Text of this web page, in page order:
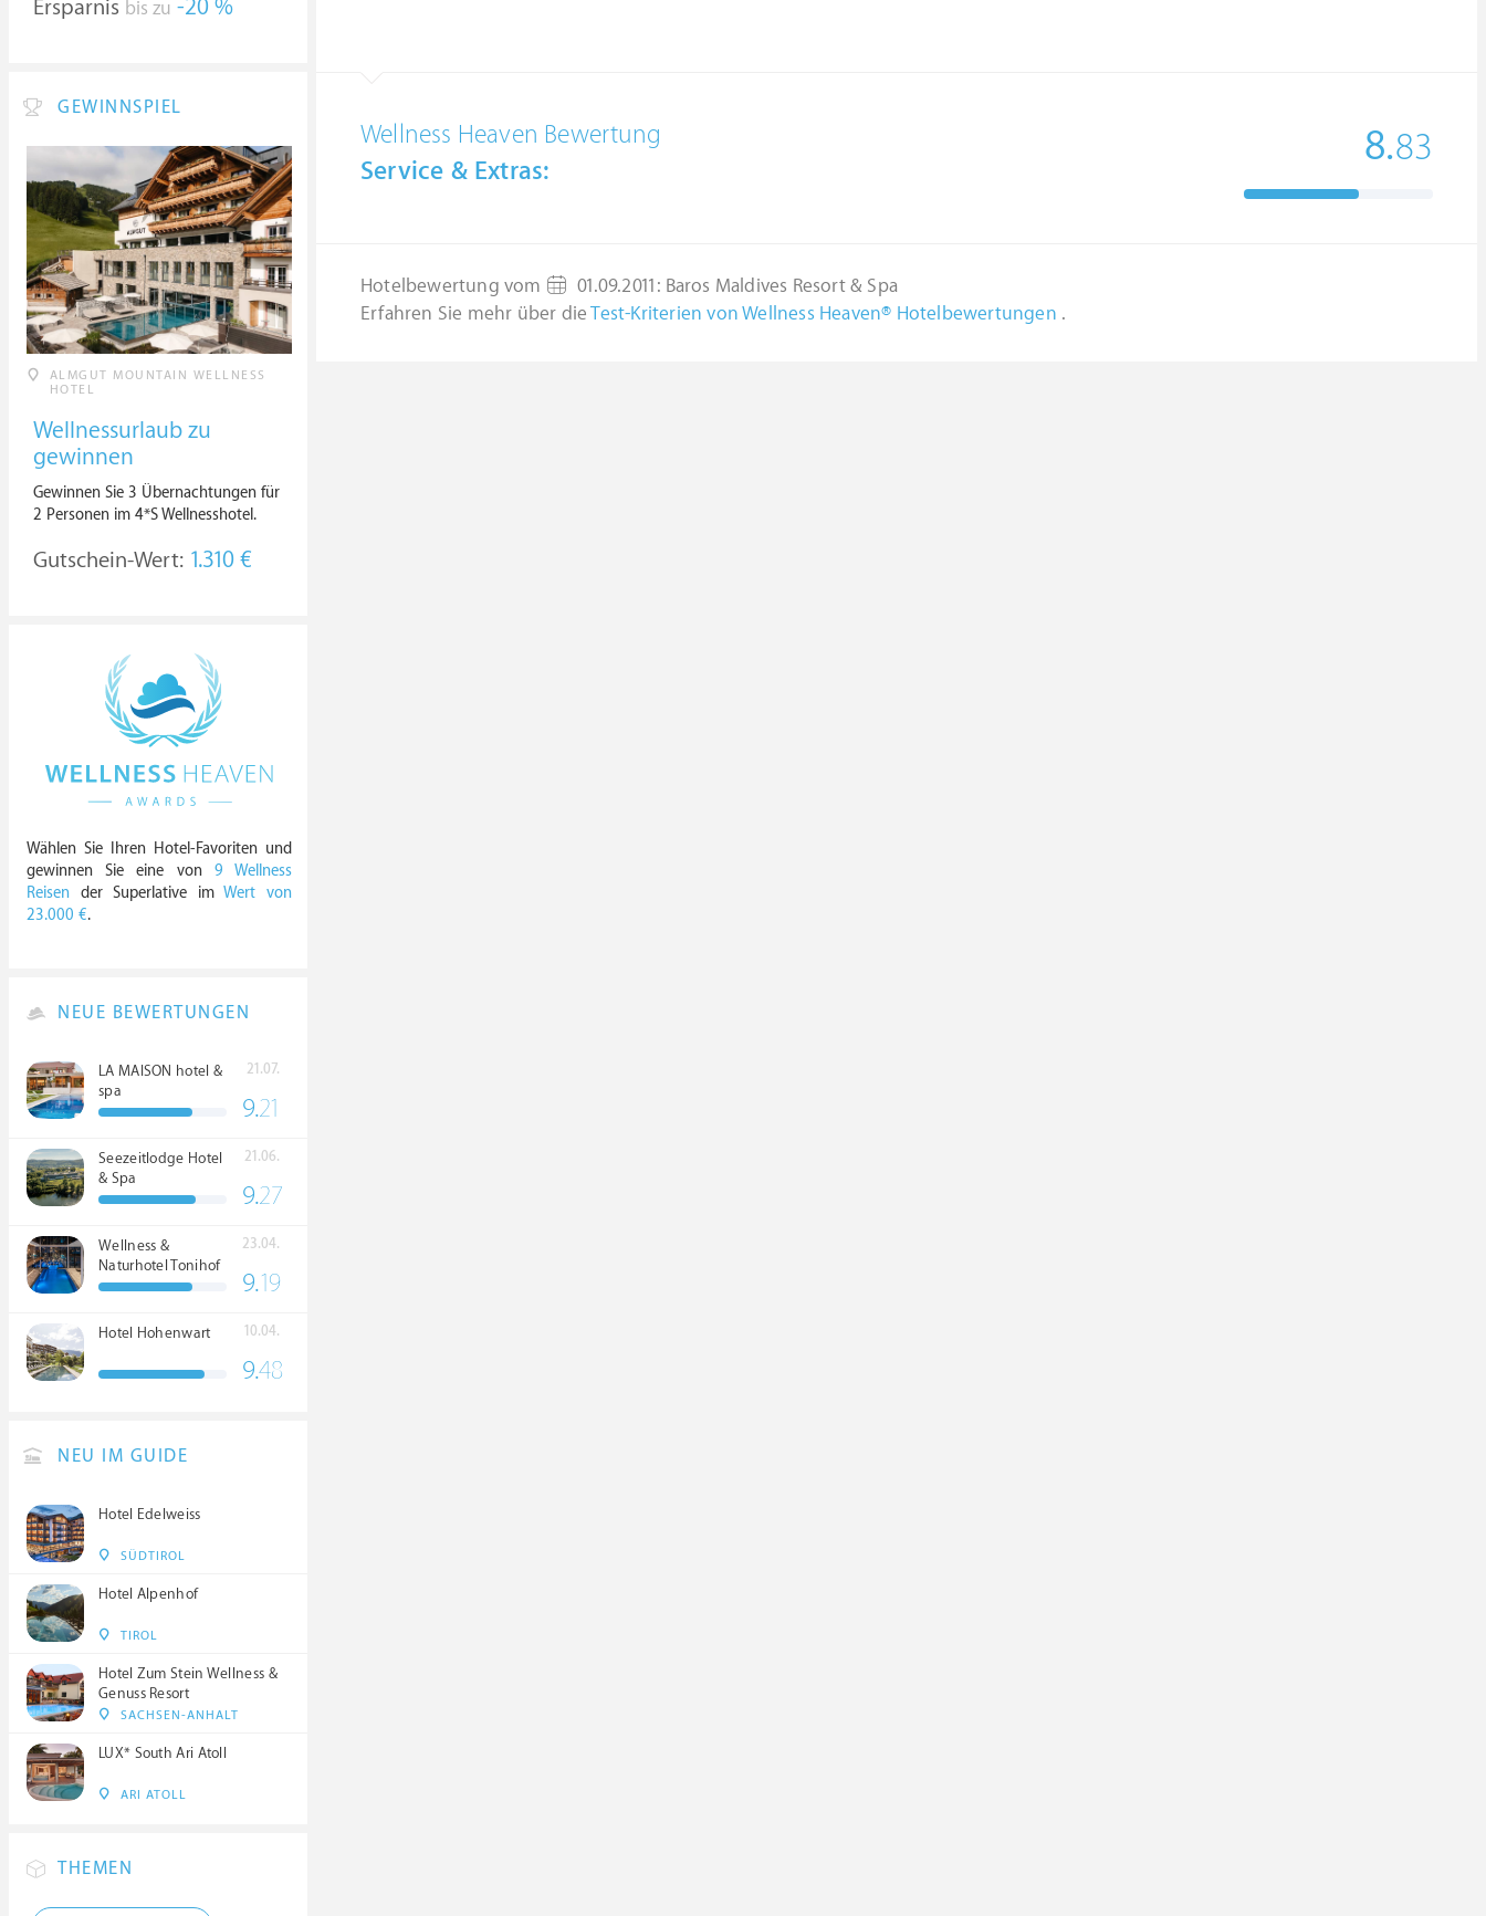
Wellness Heaven Bewertung
Service & Extras:
8.83
Hotelbewertung vom 01.09.2011 : Baros Maldives Resort & Spa
Erfahren Sie mehr über dieTest-Kriterien von Wellness Heaven® Hotelbewertungen .
Ersparnis bis zu -20 %
GEWINNSPIEL
ALMGUT MOUNTAIN WELLNESS
HOTEL
Wellnessurlaub zu
gewinnen
Gewinnen Sie 3 Übernachtungen für
2 Personen im 4*S Wellnesshotel.
Gutschein-Wert: 1.310 €
Wählen Sie Ihren Hotel-Favoriten und
gewinnen Sie eine von 9 Wellness
Reisen der Superlative imWert von
23.000 €.
NEUE BEWERTUNGEN
LA MAISON hotel &
spa
21.07.
9.21
Seezeitlodge Hotel
& Spa
21.06.
9.27
Wellness &
Naturhotel Tonihof
****S
23.04.
9.19
Hotel Hohenwart 10.04.
9.48
NEU IM GUIDE
Hotel Edelweiss
SÜDTIROL
Hotel Alpenhof
TIROL
Hotel Zum Stein Wellness &
Genuss Resort
SACHSEN-ANHALT
LUX* South Ari Atoll
ARI ATOLL
THEMEN